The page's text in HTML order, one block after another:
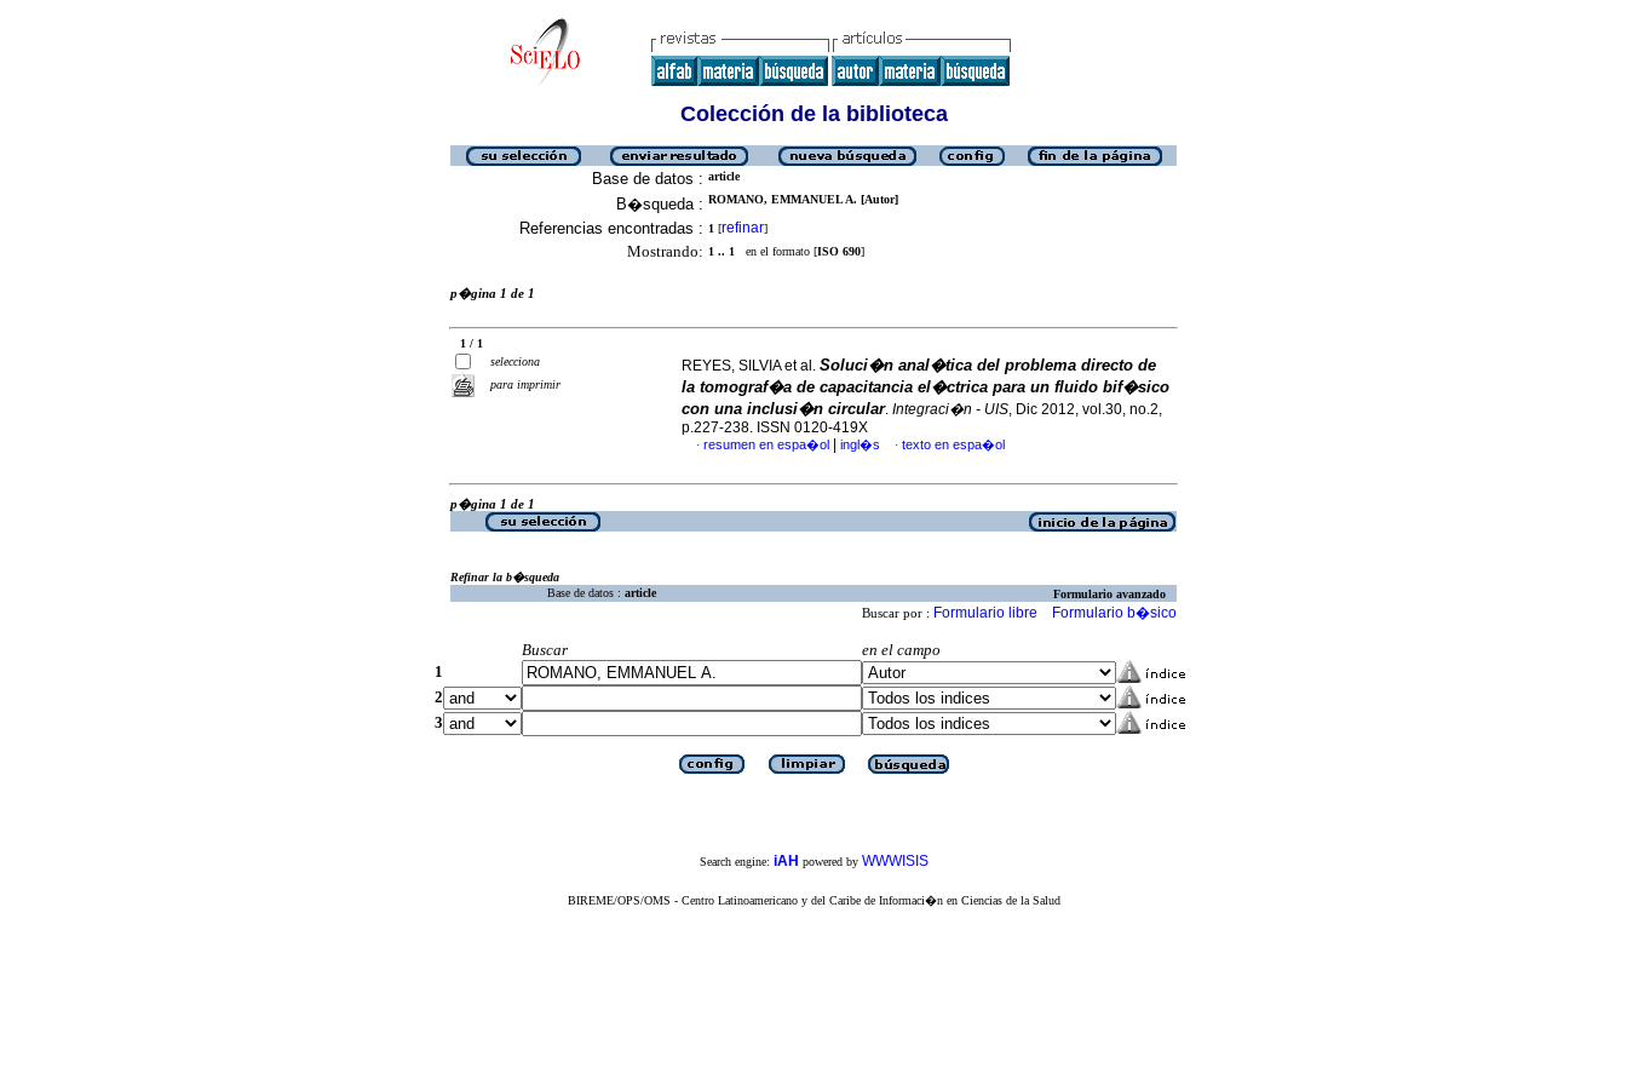
Colección de la biblioteca
Base de datos : article
B�squeda : ROMANO, EMMANUEL A. [Autor]
Referencias encontradas : 1 [refinar]
Mostrando: 1 .. 1 en el formato [ISO 690]
p�gina 1 de 1
1 / 1
selecciona
para imprimir
REYES, SILVIA et al. Soluci�n anal�tica del problema directo de
la tomograf�a de capacitancia el�ctrica para un fluido bif�sico
con una inclusi�n circular. Integraci�n - UIS, Dic 2012, vol.30, no.2,
p.227-238. ISSN 0120-419X
· resumen en espa�ol ingl�s · texto en espa�ol
p�gina 1 de 1
Refinar la b�squeda
Base de datos : article Formulario avanzado
Buscar por : Formulario libre Formulario b�sico
Buscar
en el campo
1
2
3
Search engine: iAH powered by WWWISIS
BIREME/OPS/OMS - Centro Latinoamericano y del Caribe de Informaci�n en Ciencias de la Salud